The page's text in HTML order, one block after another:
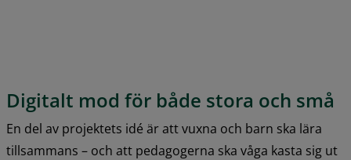
Digitalt mod för både stora och små
En del av projektets idé är att vuxna och barn ska lära
tillsammans – och att pedagogerna ska våga kasta sig ut